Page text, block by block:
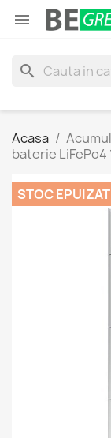

search
Acasa
baterie LiFePo4
STOC EPUIZAT